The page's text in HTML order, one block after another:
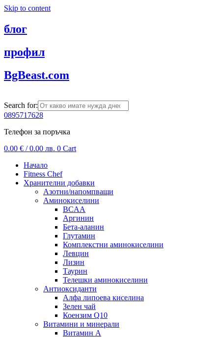
Skip to content
блог
профил
BgBeast.com
Search for:
0895717628
Телефон за поръчка
0.00 € / 0.00 лв. 0 Cart
Начало
Fitness Chef
Хранителни добавки
Азотни/напомпващи
Аминокиселини
BCAA
Аргинин
Бета-аланин
Глутамин
Комплекстни аминокиселини
Левцин
Лизин
Таурин
Телешки аминокиселини
Антиоксиданти
Алфа липоева киселина
Зелен чай
Коензим Q10
Витамини и минерали
Витамин А